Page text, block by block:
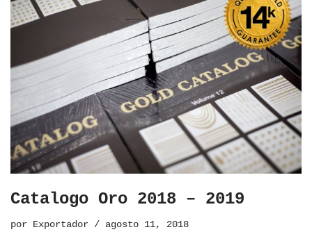
Catalogo Oro 2018 – 2019
por Exportador agosto 11, 2018